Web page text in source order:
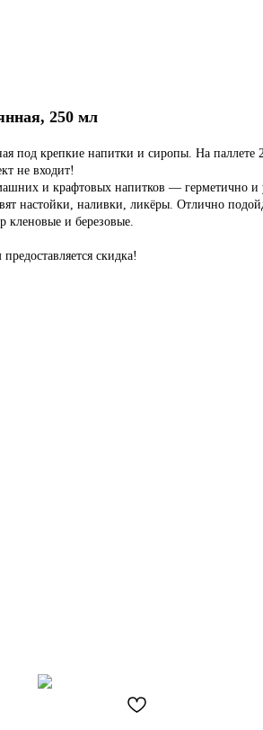
250 мл
под крепкие напитки и сиропы. На паллете
не входит!
и крафтовых напитков — герметично и
настойки, наливки, ликёры. Отлично
кленовые и березовые.
скидка!